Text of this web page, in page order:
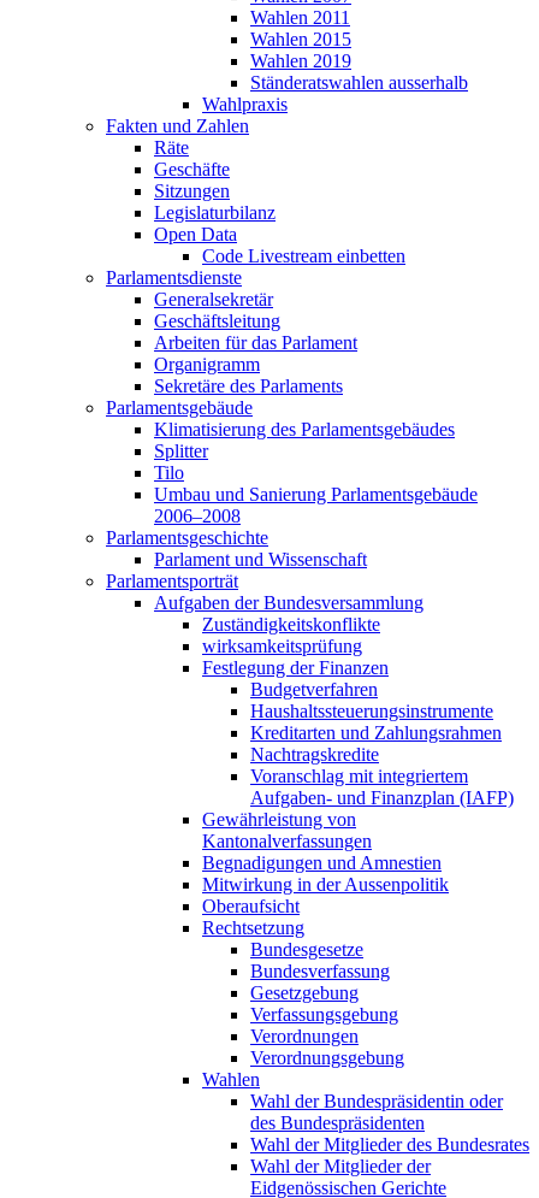
Wahlen 2011
Wahlen 2015
Wahlen 2019
Ständeratswahlen ausserhalb
Wahlpraxis
Fakten und Zahlen
Räte
Geschäfte
Sitzungen
Legislaturbilanz
Open Data
Code Livestream einbetten
Parlamentsdienste
Generalsekretär
Geschäftsleitung
Arbeiten für das Parlament
Organigramm
Sekretäre des Parlaments
Parlamentsgebäude
Klimatisierung des Parlamentsgebäudes
Splitter
Tilo
Umbau und Sanierung Parlamentsgebäude
2006–2008
Parlamentsgeschichte
Parlament und Wissenschaft
Parlamentsporträt
Aufgaben der Bundesversammlung
Zuständigkeitskonflikte
wirksamkeitsprüfung
Festlegung der Finanzen
Budgetverfahren
Haushaltssteuerungsinstrumente
Kreditarten und Zahlungsrahmen
Nachtragskredite
Voranschlag mit integriertem
Aufgaben- und Finanzplan (IAFP)
Gewährleistung von
Kantonalverfassungen
Begnadigungen und Amnestien
Mitwirkung in der Aussenpolitik
Oberaufsicht
Rechtsetzung
Bundesgesetze
Bundesverfassung
Gesetzgebung
Verfassungsgebung
Verordnungen
Verordnungsgebung
Wahlen
Wahl der Bundespräsidentin oder
des Bundespräsidenten
Wahl der Mitglieder des Bundesrates
Wahl der Mitglieder der
Eidgenössischen Gerichte